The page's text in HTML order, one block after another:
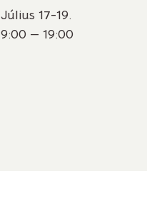
Július 17-19.
9:00 — 19:00